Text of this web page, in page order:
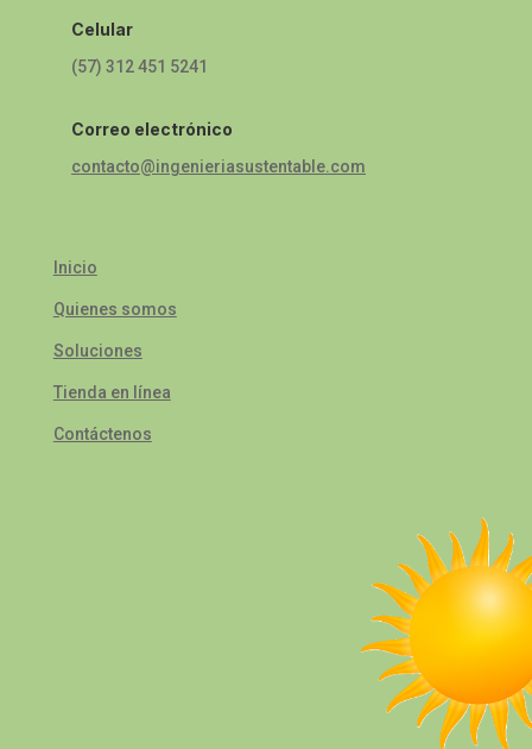
Celular
(57) 312 451 5241
Correo electrónico
contacto@ingenieriasustentable.com
Inicio
Quienes somos
Soluciones
Tienda en línea
Contáctenos